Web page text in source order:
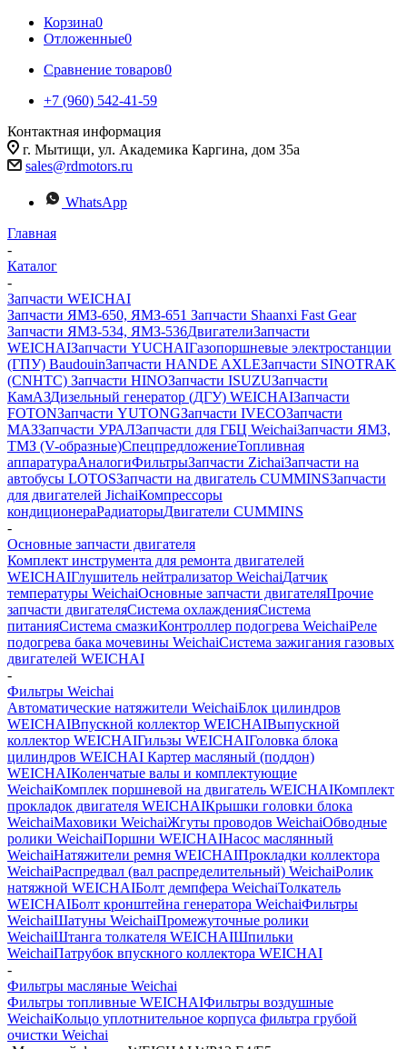
Корзина0
Отложенные0
Сравнение товаров0
+7 (960) 542-41-59
Контактная информация
г. Мытищи, ул. Академика Каргина, дом 35а
sales@rdmotors.ru
WhatsApp
Главная
-
Каталог
-
Запчасти WEICHAI
Запчасти ЯМЗ-650, ЯМЗ-651 Запчасти Shaanxi Fast Gear
Запчасти ЯМЗ-534, ЯМЗ-536ДвигателиЗапчасти
WEICHAIЗапчасти YUCHAIГазопоршневые электростанции
(ГПУ) BaudouinЗапчасти HANDE AXLEЗапчасти SINOTRAK
(CNHTC) Запчасти HINOЗапчасти ISUZUЗапчасти
КамАЗДизельный генератор (ДГУ) WEICHAIЗапчасти
FOTONЗапчасти YUTONGЗапчасти IVECOЗапчасти
МАЗЗапчасти УРАЛЗапчасти для ГБЦ WeichaiЗапчасти ЯМЗ,
ТМЗ (V-образные)СпецпредложениеТопливная
аппаратураАналогиФильтрыЗапчасти ZichaiЗапчасти на
автобусы LOTOSЗапчасти на двигатель CUMMINSЗапчасти
для двигателей JichaiКомпрессоры
кондиционераРадиаторыДвигатели CUMMINS
-
Основные запчасти двигателя
Комплект инструмента для ремонта двигателей
WEICHAIГлушитель нейтрализатор WeichaiДатчик
температуры WeichaiОсновные запчасти двигателяПрочие
запчасти двигателяСистема охлажденияСистема
питанияСистема смазкиКонтроллер подогрева WeichaiРеле
подогрева бака мочевины WeichaiСистема зажигания газовых
двигателей WEICHAI
-
Фильтры Weichai
Автоматические натяжители WeichaiБлок цилиндров
WEICHAIВпускной коллектор WEICHAIВыпускной
коллектор WEICHAIГильзы WEICHAIГоловка блока
цилиндров WEICHAI Картер масляный (поддон)
WEICHAIКоленчатые валы и комплектующие
WeichaiКомплек поршневой на двигатель WEICHAIКомплект
прокладок двигателя WEICHAIКрышки головки блока
WeichaiМаховики WeichaiЖгуты проводов WeichaiОбводные
ролики WeichaiПоршни WEICHAIНасос маслянный
WeichaiНатяжители ремня WEICHAIПрокладки коллектора
WeichaiРаспредвал (вал распределительный) WeichaiРолик
натяжной WEICHAIБолт демпфера WeichaiТолкатель
WEICHAIБолт кронштейна генератора WeichaiФильтры
WeichaiШатуны WeichaiПромежуточные ролики
WeichaiШтанга толкателя WEICHAIШпильки
WeichaiПатрубок впускного коллектора WEICHAI
-
Фильтры масляные Weichai
Фильтры топливные WEICHAIФильтры воздушные
WeichaiКольцо уплотнительное корпуса фильтра грубой
очистки Weichai